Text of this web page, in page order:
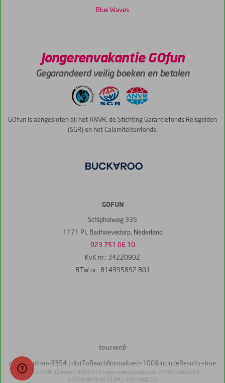
Blue Waves
Jongerenvakantie GOfun
Gegarandeerd veilig boeken en betalen
GOfun is aangesloten bij het ANVR, de Stichting Garantiefonds Reisgelden
(SGR) en het Calamiteitenfonds.
GOFUN
Schipholweg 335
1171 PL Badhoevedorp, Nederland
023 751 06 10
KvK nr.: 34220902
BTW nr.: 814395892 B01
TourWeb
roundTripItem-3354 | distToBeachNormalized=100&includeResults=true
gofun-NL-NL | Content | 380.0.0.13 | netm-web-ui-production-7f756f55dd-8d2r5
4:35:26 AM (4:35:25 AM) | 326 (289|222)